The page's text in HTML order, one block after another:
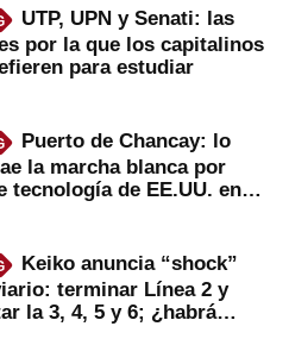
UTP, UPN y Senati: las
por la que los capitalinos
para estudiar
Puerto de Chancay: lo
la marcha blanca por
tecnología de EE.UU. en
Keiko anuncia “shock”
terminar Línea 2 y
la 3, 4, 5 y 6; ¿habrá